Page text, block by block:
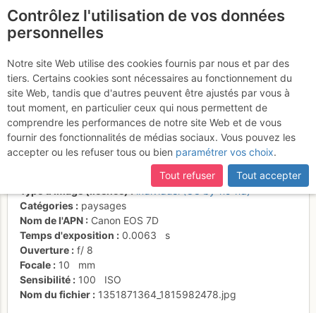
certaines pages ne sont plus accessibles, manquantes ou
incomplètes, déconnectez-vous puis reconnectez-vous à votre
compte sur le site.
Un cordée se lance dans
Vent du Dragon?
Activités
Date/heure
individuel (CC by-nc-nd)
Catégories
paysages
Nom de l'APN
Canon EOS 7D
Temps d'exposition
0.0063
s
Ouverture
f/ 8
Focale
10
mm
Sensibilité
100
ISO
Nom du fichier
1351871364_1815982478.jpg
Contrôlez l'utilisation de vos données
personnelles
Notre site Web utilise des cookies fournis par nous et par des
tiers. Certains cookies sont nécessaires au fonctionnement du
site Web, tandis que d'autres peuvent être ajustés par vous à
tout moment, en particulier ceux qui nous permettent de
comprendre les performances de notre site Web et de vous
fournir des fonctionnalités de médias sociaux. Vous pouvez les
accepter ou les refuser tous ou bien paramétrer vos choix.
Tout refuser
Tout accepter